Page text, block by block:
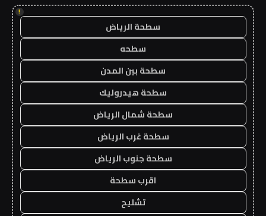
!
سطحة الرياض
سطحه
سطحة بين المدن
سطحة هيدروليك
سطحة شمال الرياض
سطحة غرب الرياض
سطحة جنوب الرياض
اقرب سطحة
تشليح